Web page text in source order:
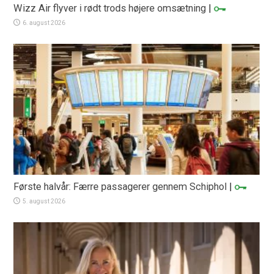
Wizz Air flyver i rødt trods højere omsætning |
6. august 2026
Første halvår: Færre passagerer gennem Schiphol |
5. august 2026